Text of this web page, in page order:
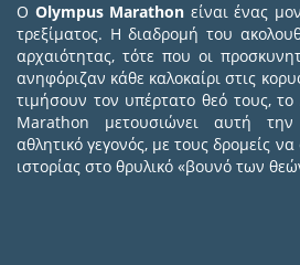
Ο Olympus Marathon είναι ένας
τρεξίματος. Η διαδρομή του
αρχαιότητας, τότε που οι
ανηφόριζαν κάθε καλοκαίρι στις
τιμήσουν τον υπέρτατο θεό τους,
Marathon μετουσιώνει αυτή
αθλητικό γεγονός, με τους δρομείς
ιστορίας στο θρυλικό «βουνό των